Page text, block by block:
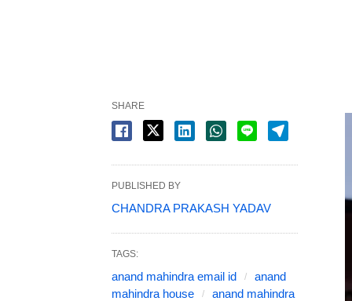
SHARE
PUBLISHED BY
CHANDRA PRAKASH YADAV
TAGS:
anand mahindra email id
anand
mahindra house
anand mahindra